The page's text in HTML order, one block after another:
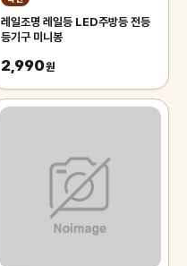
레일조명 레일등 LED주방등 전등
등기구 미니봉
2,990원